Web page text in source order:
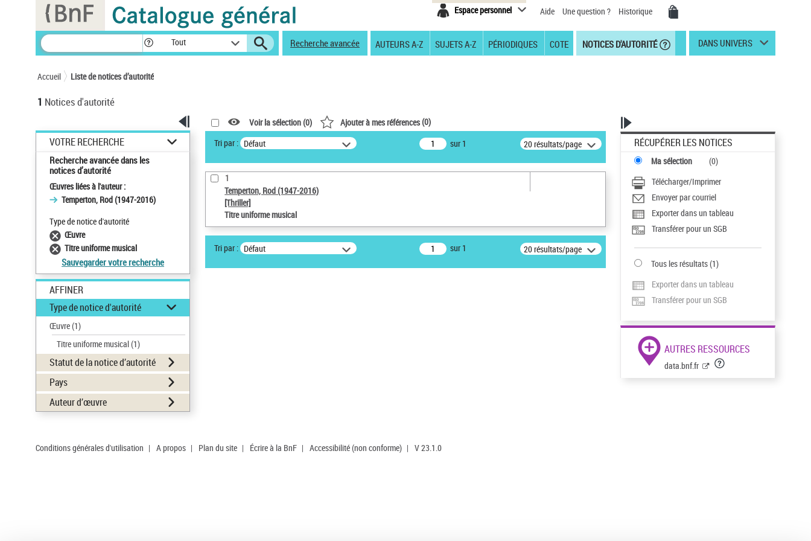
Espace personnel Aide Une question ? Historique
Tout Recherche avancée AUTEURS A-Z SUJETS A-Z PÉRIODIQUES COTE NOTICES D'AUTORITÉ DANS UNIVERS
Accueil Liste de notices d’autorité
1 Notices d'autorité
VOTRE RECHERCHE
Recherche avancée dans les
notices d’autorité
Œuvres liées à l'auteur :
Temperton, Rod (1947-2016)
Type de notice d'autorité
Œuvre
Titre uniforme musical
Sauvegarder votre recherche
AFFINER
Type de notice d'autorité
Œuvre(1)
Titre uniforme musical(1)
Statut de la notice d’autorité
Pays
Auteur d’œuvre
Voir la sélection (0) Ajouter à mes références(0)
Tri par : Défaut sur 1 20 résultats/page
1
Temperton, Rod (1947-2016)
[Thriller]
Titre uniforme musical
Tri par : Défaut sur 1 20 résultats/page
RÉCUPÉRER LES NOTICES
Ma sélection (0)
Télécharger/Imprimer
Envoyer par courriel
Exporter dans un tableau
Transférer pour un SGB
Tous les résultats(1)
Exporter dans un tableau
Transférer pour un SGB
AUTRES RESSOURCES
data.bnf.fr
Conditions générales d'utilisation | A propos | Plan du site | Écrire à la BnF | Accessibilité (non conforme) | V 23.1.0
Panneau de gestion des cookies